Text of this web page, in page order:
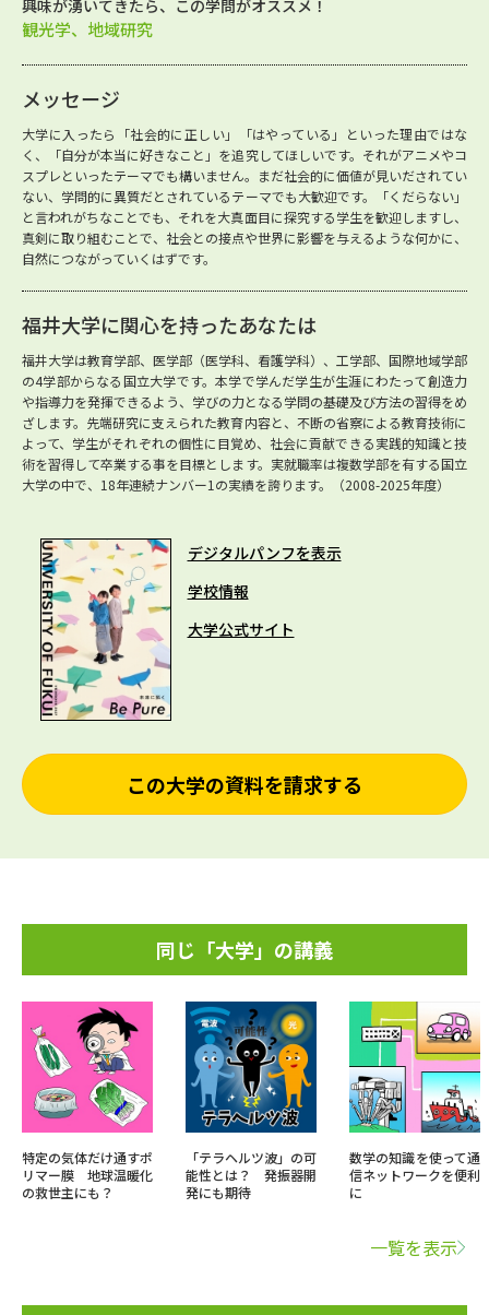
興味が湧いてきたら、この学問がオススメ！
観光学、地域研究
メッセージ
大学に入ったら「社会的に正しい」「はやっている」といった理由ではな
く、「自分が本当に好きなこと」を追究してほしいです。それがアニメやコ
スプレといったテーマでも構いません。まだ社会的に価値が見いだされてい
ない、学問的に異質だとされているテーマでも大歓迎です。「くだらない」
と言われがちなことでも、それを大真面目に探究する学生を歓迎しますし、
真剣に取り組むことで、社会との接点や世界に影響を与えるような何かに、
自然につながっていくはずです。
福井大学に関心を持ったあなたは
福井大学は教育学部、医学部（医学科、看護学科）、工学部、国際地域学部
の4学部からなる国立大学です。本学で学んだ学生が生涯にわたって創造力
や指導力を発揮できるよう、学びの力となる学問の基礎及び方法の習得をめ
ざします。先端研究に支えられた教育内容と、不断の省察による教育技術に
よって、学生がそれぞれの個性に目覚め、社会に貢献できる実践的知識と技
術を習得して卒業する事を目標とします。実就職率は複数学部を有する国立
大学の中で、18年連続ナンバー1の実績を誇ります。（2008-2025年度）
デジタルパンフを表示
学校情報
大学公式サイト
この大学の資料を請求する
同じ「大学」の講義
特定の気体だけ通すポ
リマー膜 地球温暖化
の救世主にも？
「テラヘルツ波」の可
能性とは？ 発振器開
発にも期待
数学の知識を使って通
信ネットワークを便利
に
一覧を表示